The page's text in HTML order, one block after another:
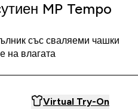
MP Tempo
със сваляеми чашки
на влагата
Virtual Try-On